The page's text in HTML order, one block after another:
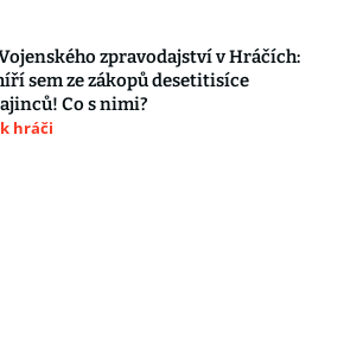
zpravodajství v Hráčích:
sem ze zákopů desetitisíce
Co s nimi?
hráči